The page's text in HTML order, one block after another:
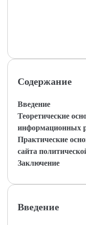
Содержание
Введение
Теоретические
информационных
Практические
сайта
Заключение
Введение